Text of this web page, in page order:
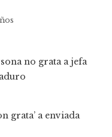
grata’ a enviada